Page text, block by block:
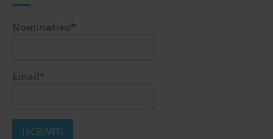
Nominativo*
Email*